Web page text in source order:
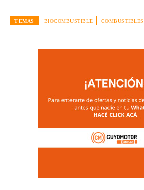
TEMAS BIOCOMBUSTIBLE COMBUSTIBLES